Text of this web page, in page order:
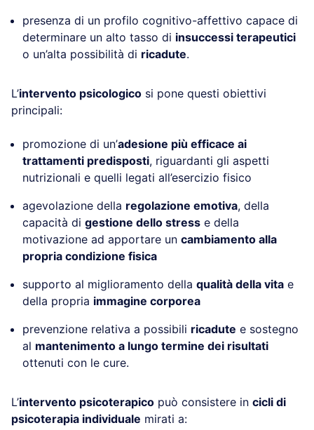
presenza di un profilo cognitivo-affettivo capace di
determinare un alto tasso di insuccessi terapeutici
o un’alta possibilità di ricadute.
L’intervento psicologico si pone questi obiettivi
principali:
promozione di un’adesione più efficace ai
trattamenti predisposti, riguardanti gli aspetti
nutrizionali e quelli legati all’esercizio fisico
agevolazione della regolazione emotiva, della
capacità di gestione dello stress e della
motivazione ad apportare un cambiamento alla
propria condizione fisica
supporto al miglioramento della qualità della vita e
della propria immagine corporea
prevenzione relativa a possibili ricadute e sostegno
al mantenimento a lungo termine dei risultati
ottenuti con le cure.
L’intervento psicoterapico può consistere in cicli di
psicoterapia individuale mirati a: